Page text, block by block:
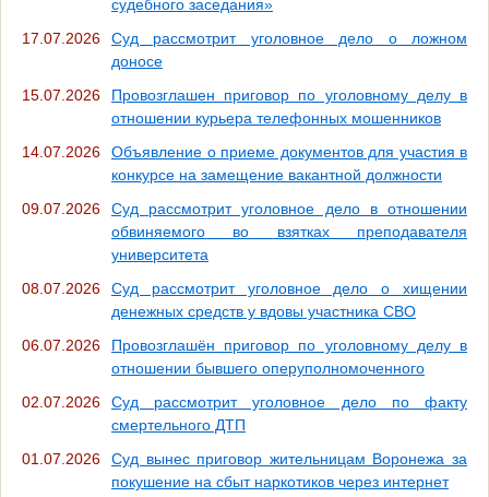
судебного заседания»
17.07.2026
Суд рассмотрит уголовное дело о ложном
доносе
15.07.2026
Провозглашен приговор по уголовному делу в
отношении курьера телефонных мошенников
14.07.2026
Объявление о приеме документов для участия в
конкурсе на замещение вакантной должности
09.07.2026
Суд рассмотрит уголовное дело в отношении
обвиняемого во взятках преподавателя
университета
08.07.2026
Суд рассмотрит уголовное дело о хищении
денежных средств у вдовы участника СВО
06.07.2026
Провозглашён приговор по уголовному делу в
отношении бывшего оперуполномоченного
02.07.2026
Суд рассмотрит уголовное дело по факту
смертельного ДТП
01.07.2026
Суд вынес приговор жительницам Воронежа за
покушение на сбыт наркотиков через интернет